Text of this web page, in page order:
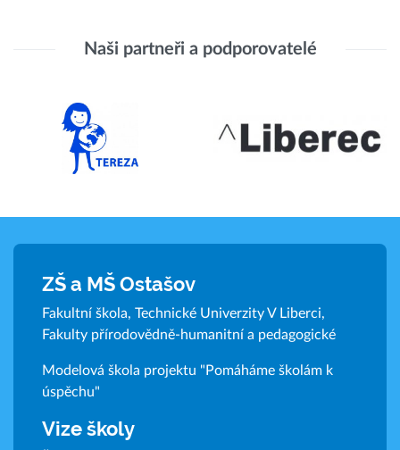
Naši partneři a podporovatelé
ZŠ a MŠ Ostašov
Fakultní škola, Technické Univerzity V Liberci,
Fakulty přírodovědně-humanitní a pedagogické
Modelová škola projektu "Pomáháme školám k
úspěchu"
Vize školy